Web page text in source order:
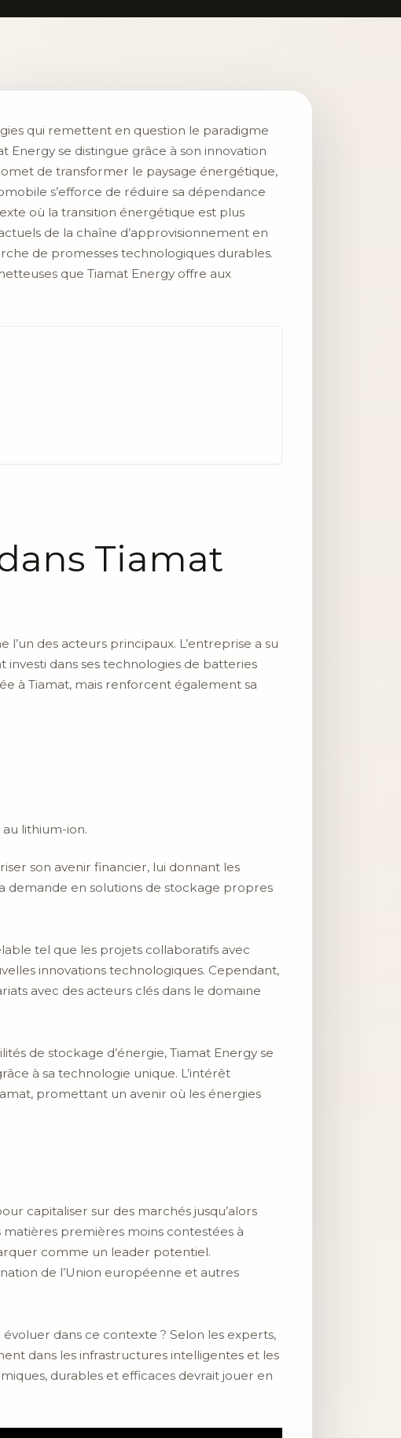
qui remettent en question le paradigme
Energy se distingue grâce à son innovation
de transformer le paysage énergétique,
s’efforce de réduire sa dépendance
où la transition énergétique est plus
de la chaîne d’approvisionnement en
de promesses technologiques durables.
que Tiamat Energy offre aux
Tiamat
des acteurs principaux. L’entreprise a su
dans ses technologies de batteries
à Tiamat, mais renforcent également sa
lithium-ion.
son avenir financier, lui donnant les
demande en solutions de stockage propres
tel que les projets collaboratifs avec
innovations technologiques. Cependant,
avec des acteurs clés dans le domaine
de stockage d’énergie, Tiamat Energy se
à sa technologie unique. L’intérêt
promettant un avenir où les énergies
capitaliser sur des marchés jusqu’alors
premières moins contestées à
comme un leader potentiel.
de l’Union européenne et autres
dans ce contexte ? Selon les experts,
dans les infrastructures intelligentes et les
durables et efficaces devrait jouer en